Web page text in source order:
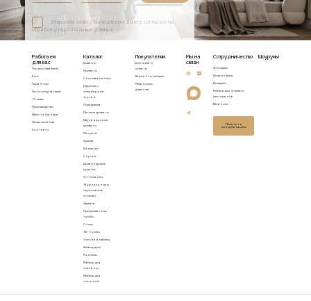
Отправляя заявку, Вы подтверждаете согласие на
обработку персональных данных
Работаем
для вас
Почему Idealbeds
Блог
Гарантии
Фото покупателей
Отзывы
Производство
Идеи интерьера
Наша команда
Контакты
Каталог
Диваны
Кровати
Стеновые панели
Барные и
полубарные
стулья
Полукресла
Детские кровати
Двухъярусные
кровати
Матрасы
Кресла
Банкетки
Стулья
Дизайнерские
кушетки
Оттоманки
Журнальные и
приставные
столики
Зеркала
Прикроватные
тумбы
Столы
ТВ - тумбы
Уличная мебель
Аксессуары
Консоли
Мебель для
спальни
Мебель для
гостиной
Покупателям
Доставка и
оплата
Варианты обивки
Механизмы
диванов
Мы на
связи
Сотрудничество
3D модели
Дизайнерам
Дилерам
Мебель для отелей и
ресторанов
Вакансии
Получить
консультацию
Шоурумы